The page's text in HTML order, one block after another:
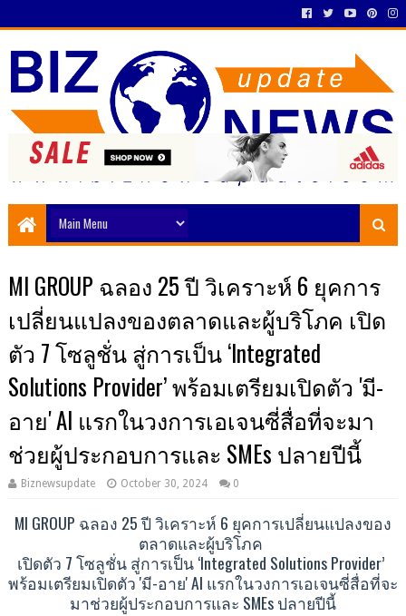
MI GROUP ฉลอง 25 ปี วิเคราะห์ 6 ยุคการ
เปลี่ยนแปลงของตลาดและผู้บริโภค เปิด
ตัว 7 โซลูชั่น สู่การเป็น ‘Integrated
Solutions Provider’ พร้อมเตรียมเปิดตัว 'มี-
อาย' AI แรกในวงการเอเจนซี่สื่อที่จะมา
ช่วยผู้ประกอบการและ SMEs ปลายปีนี้
Biznewsupdate October 30, 2024 0
MI GROUP ฉลอง 25 ปี วิเคราะห์ 6 ยุคการเปลี่ยนแปลงของ
ตลาดและผู้บริโภค
เปิดตัว 7 โซลูชั่น สู่การเป็น ‘Integrated Solutions Provider’
พร้อมเตรียมเปิดตัว 'มี-อาย' AI แรกในวงการเอเจนซี่สื่อที่จะ
มาช่วยผู้ประกอบการและ SMEs ปลายปีนี้